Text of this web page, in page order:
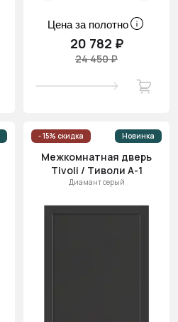
Цена за полотно
20 782 ₽
24 450 ₽
- 15% скидка Новинка
Межкомнатная дверь
Tivoli / Тиволи А-1
Диамант серый